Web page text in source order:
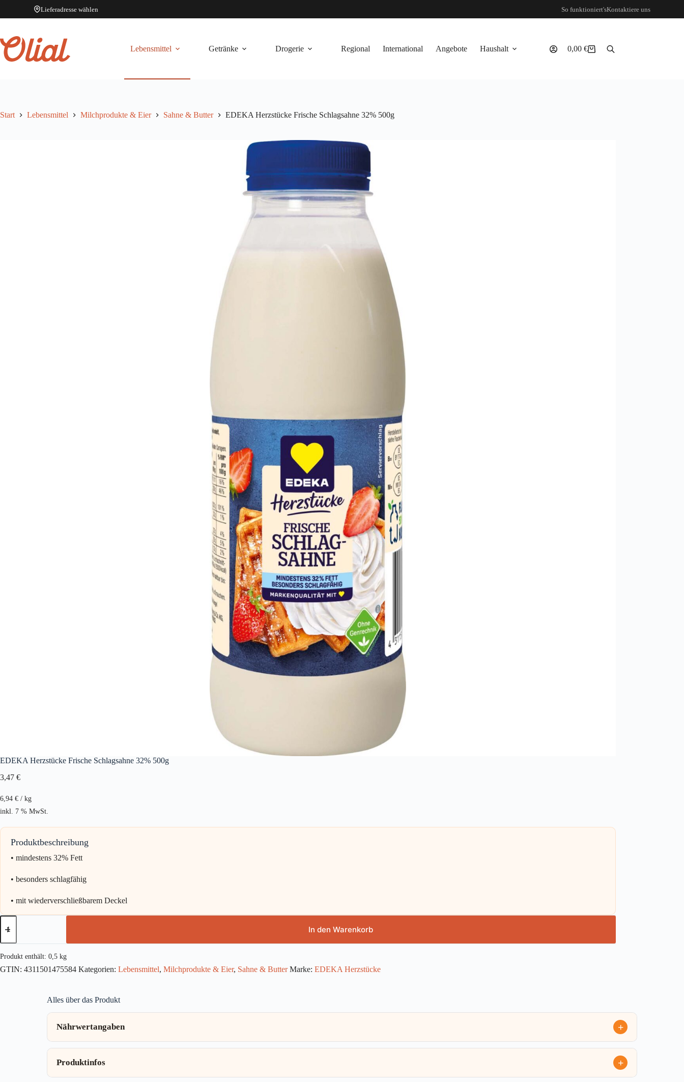
Lieferadresse wählen So funktioniert'sKontaktiere uns
springen
Lebensmittel
Getränke Drogerie Regional International Angebote Haushalt Warenkorb
0,00 €
Start Lebensmittel Milchprodukte & Eier Sahne & Butter EDEKA Herzstücke Frische Schlagsahne 32% 500g
EDEKA Herzstücke Frische Schlagsahne 32% 500g
3,47 €
6,94 € / kg
inkl. 7 % MwSt.
Produktbeschreibung
• mindestens 32% Fett
• besonders schlagfähig
• mit wiederverschließbarem Deckel
EDEKA
Herzstücke
Schlagsahne
32%
Menge
In den Warenkorb
Produkt enthält: 0,5 kg
GTIN: 4311501475584 Kategorien: Lebensmittel, Milchprodukte & Eier, Sahne & Butter Marke: EDEKA Herzstücke
Alles über das Produkt
Nährwertangaben
Produktinfos